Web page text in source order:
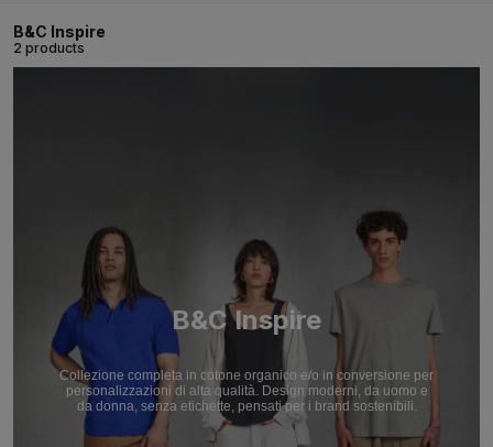
B&C Inspire
2 products
B&C Inspire
Collezione completa in cotone organico e/o in conversione per
personalizzazioni di alta qualità. Design moderni, da uomo e
da donna, senza etichette, pensati per i brand sostenibili.